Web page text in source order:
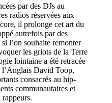
par des DJs au
radios réservées aux
il prolonge cet art du
autrefois par des
l’on souhaite remonter
les griots de la Terre
lointaine a été retracée
l’Anglais David Toop,
consacrés au hip-
communautaires et